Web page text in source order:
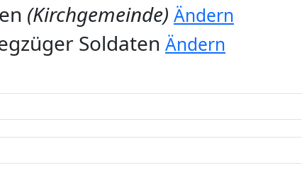
(Kirchgemeinde) Ändern
Soldaten Ändern